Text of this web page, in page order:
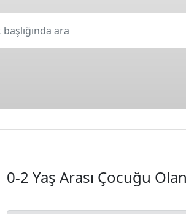
ara
0-2 Yaş Arası Çocuğu